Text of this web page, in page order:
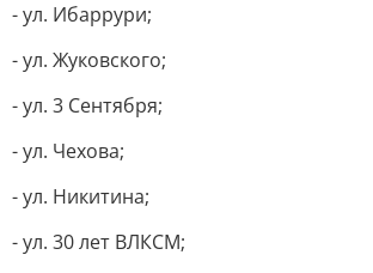
- ул. Ибаррури;
- ул. Жуковского;
- ул. 3 Сентября;
- ул. Чехова;
- ул. Никитина;
- ул. 30 лет ВЛКСМ;